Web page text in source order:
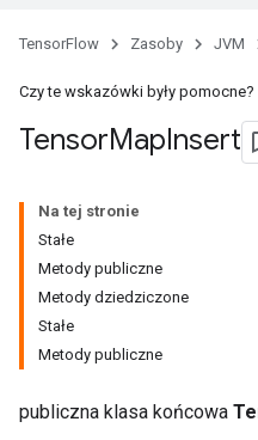
TensorFlow Zasoby JVM
Czy te wskazówki były pomocne?
TensorMapInsert
Na tej stronie
Stałe
Metody publiczne
Metody dziedziczone
Stałe
Metody publiczne
publiczna klasa końcowa